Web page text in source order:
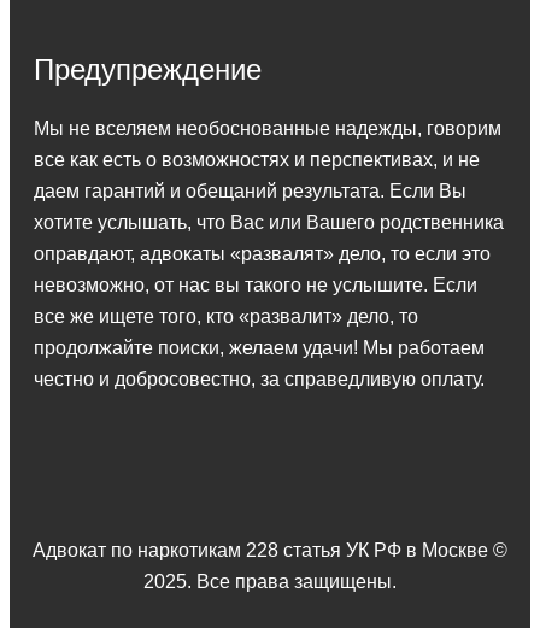
Предупреждение
Мы не вселяем необоснованные надежды, говорим
все как есть о возможностях и перспективах, и не
даем гарантий и обещаний результата. Если Вы
хотите услышать, что Вас или Вашего родственника
оправдают, адвокаты «развалят» дело, то если это
невозможно, от нас вы такого не услышите. Если
все же ищете того, кто «развалит» дело, то
продолжайте поиски, желаем удачи! Мы работаем
честно и добросовестно, за справедливую оплату.
Адвокат по наркотикам 228 статья УК РФ в Москве ©
2025. Все права защищены.